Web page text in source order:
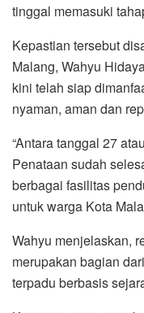
tinggal memasuki
Kepastian tersebut
Malang, Wahyu
kini telah siap
nyaman, aman dan
“Antara tanggal 27
Penataan sudah
berbagai fasilitas
untuk warga Kota
Wahyu menjelaskan,
merupakan bagian
terpadu berbasis